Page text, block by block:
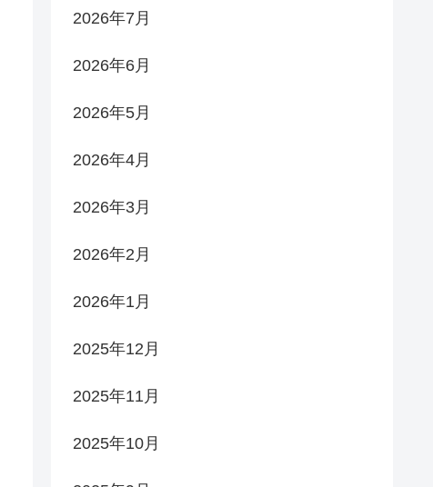
2026年7月
2026年6月
2026年5月
2026年4月
2026年3月
2026年2月
2026年1月
2025年12月
2025年11月
2025年10月